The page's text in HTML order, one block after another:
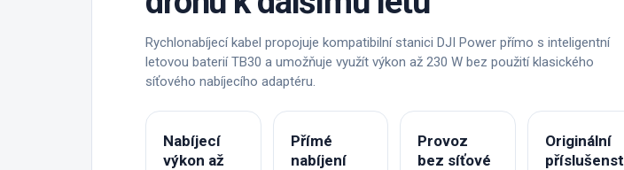
Rychlonabíjecí kabel propojuje kompatibilní stanici DJI Power přímo s inteligentní
letovou baterií TB30 a umožňuje využít výkon až 230 W bez použití klasického
síťového nabíjecího adaptéru.
Nabíjecí
výkon až
Přímé
nabíjení
Provoz
bez síťové
Originální
příslušenst